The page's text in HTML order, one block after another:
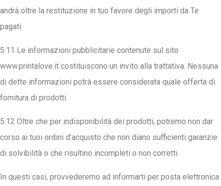
andrà oltre la restituzione in tuo favore degli importi da Te
pagati.
5.11 Le informazioni pubblicitarie contenute sul sito
www.printalove.it costituiscono un invito alla trattativa. Nessuna
di dette informazioni potrà essere considerata quale offerta di
fornitura di prodotti.
5.12 Oltre che per indisponibilità dei prodotti, potremo non dar
corso ai tuoi ordini d’acquisto che non diano sufficienti garanzie
di solvibilità o che risultino incompleti o non corretti.
In questi casi, provvederemo ad informarti per posta elettronica